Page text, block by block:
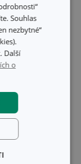
osobní váha
v e-shopu
v 116 prodejnách
Souhlas
nezbytné“
Další
o